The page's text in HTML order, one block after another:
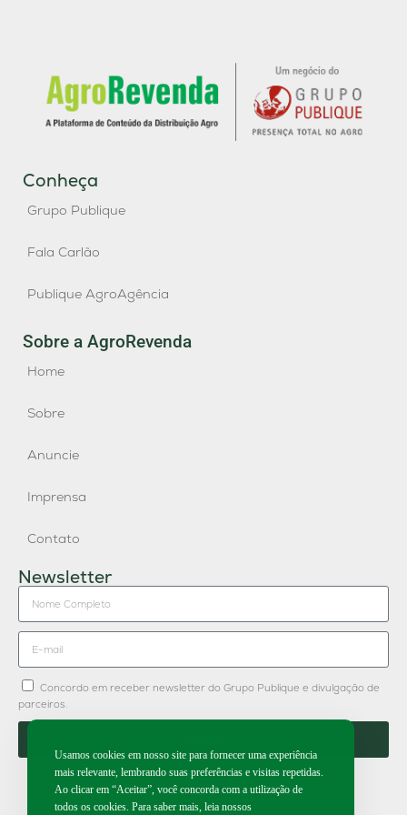
Conheça
Grupo Publique
Fala Carlão
Publique AgroAgência
Sobre a AgroRevenda
Home
Sobre
Anuncie
Imprensa
Contato
Newsletter
Concordo em receber newsletter do Grupo Publique e divulgação de
parceiros.
Usamos cookies em nosso site para fornecer uma experiência
mais relevante, lembrando suas preferências e visitas repetidas.
Ao clicar em “Aceitar”, você concorda com a utilização de
todos os cookies. Para saber mais, leia nossos